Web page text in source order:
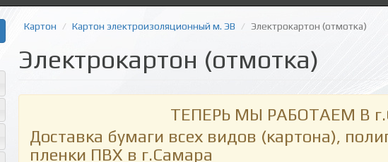
Картон Картон электроизоляционный м. ЭВ Электрокартон (отмотка)
Электрокартон (отмотка)
ТЕПЕРЬ МЫ РАБОТАЕМ В
Доставка бумаги всех видов (картона),
пленки ПВХ в г.Самара